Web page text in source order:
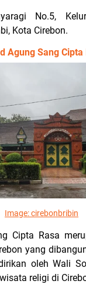
No.5,
Kota Cirebon.
Agung Sang Cipta
Image:cirebonbribin
Cipta Rasa
yang
oleh Wali
religi di